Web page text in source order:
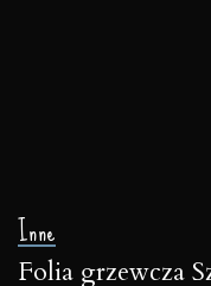
Inne
Folia grzewcza